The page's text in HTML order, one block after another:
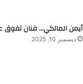
أيمن المالكي… فنان تفوق
ديسمبر 10, 2025